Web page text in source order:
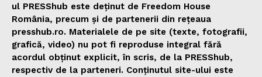
ul PRESShub este deținut de Freedom House
România, precum și de partenerii din rețeaua
presshub.ro. Materialele de pe site (texte, fotografii,
grafică, video) nu pot fi reproduse integral fără
acordul obținut explicit, în scris, de la PRESShub,
respectiv de la parteneri. Conținutul site-ului este